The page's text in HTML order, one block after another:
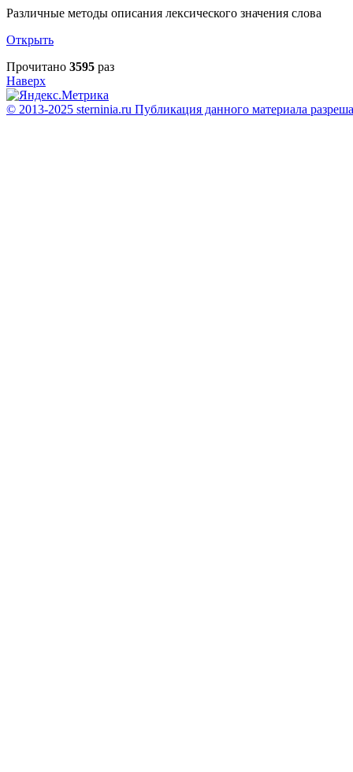
Различные методы описания лексического значения слова
Открыть
Прочитано 3595 раз
Наверх
© 2013-2025 sterninia.ru Публикация данного материала